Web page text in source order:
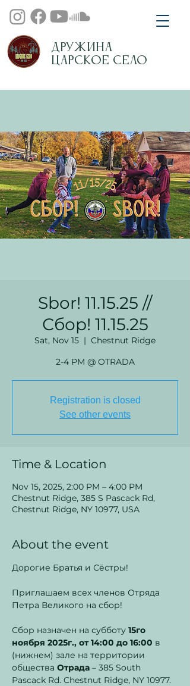
Дружина
Царское Село
Sbor! 11.15.25 //
Сбор! 11.15.25
Sat, Nov 15
  |
Chestnut Ridge
2-4 PM @ OTRADA
Registration is closed
See other events
Time & Location
Nov 15, 2025, 2:00 PM – 4:00 PM
Chestnut Ridge, 385 S Pascack Rd,
Chestnut Ridge, NY 10977, USA
About the event
Дорогие Братья и Сёстры!
Приглашаем всех членов Отряда
Петра Великого на сбор!
Сбор назначен на субботу 15го
ноября 2025г., от 14:00 до 16:00 в
(нижнем) зале на территории
общества Отрада – 385 South
Pascack Rd. Chestnut Ridge, NY 10977.